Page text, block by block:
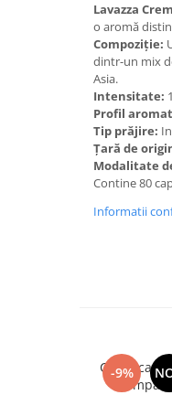
Lavazza
o aromă
Compoziție:
dintr-un mix
Asia.
Intensitate:
Profil
Tip prăjire:
Țară de
Modalitate
Contine 80
Informatii
-9%
Cafea